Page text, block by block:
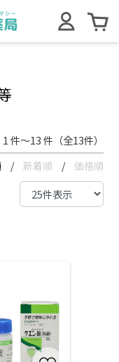
1 件～13 件（全13件）
/ 新着順 / 価格順